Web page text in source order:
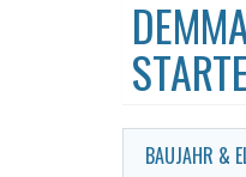
BAUJAHR &